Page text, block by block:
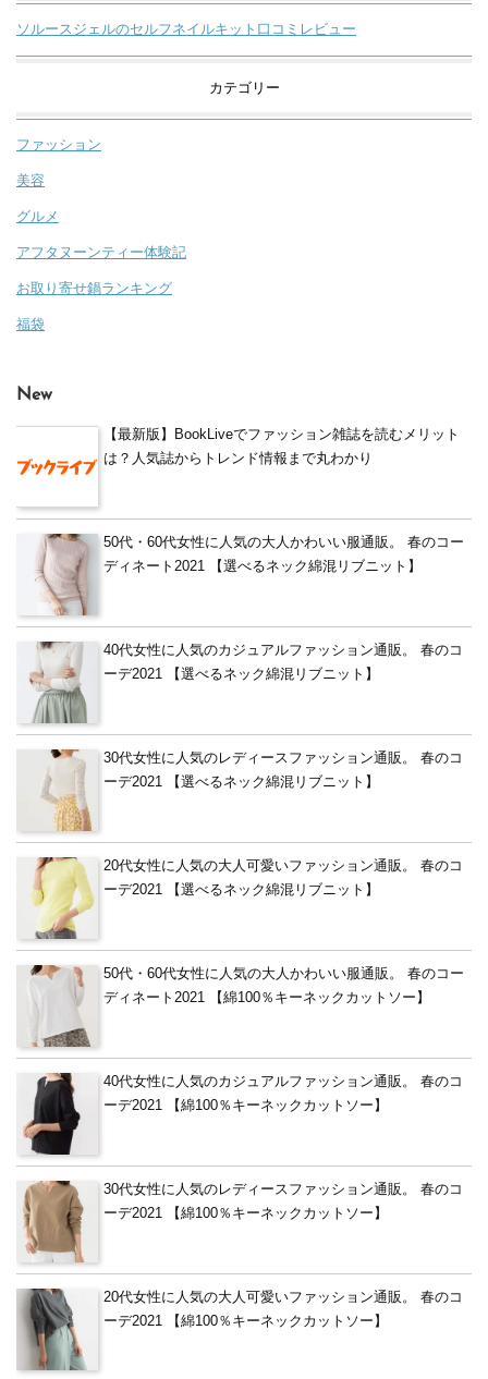
ソルースジェルのセルフネイルキット口コミレビュー
カテゴリー
ファッション
美容
グルメ
アフタヌーンティー体験記
お取り寄せ鍋ランキング
福袋
New
【最新版】BookLiveでファッション雑誌を読むメリット
は？人気誌からトレンド情報まで丸わかり
50代・60代女性に人気の大人かわいい服通販。 春のコー
ディネート2021 【選べるネック綿混リブニット】
40代女性に人気のカジュアルファッション通販。 春のコ
ーデ2021 【選べるネック綿混リブニット】
30代女性に人気のレディースファッション通販。 春のコ
ーデ2021 【選べるネック綿混リブニット】
20代女性に人気の大人可愛いファッション通販。 春のコ
ーデ2021 【選べるネック綿混リブニット】
50代・60代女性に人気の大人かわいい服通販。 春のコー
ディネート2021 【綿100％キーネックカットソー】
40代女性に人気のカジュアルファッション通販。 春のコ
ーデ2021 【綿100％キーネックカットソー】
30代女性に人気のレディースファッション通販。 春のコ
ーデ2021 【綿100％キーネックカットソー】
20代女性に人気の大人可愛いファッション通販。 春のコ
ーデ2021 【綿100％キーネックカットソー】